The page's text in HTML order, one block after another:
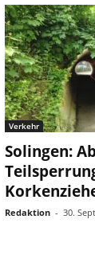
Verkehr
Solingen:
Redaktion - 30.